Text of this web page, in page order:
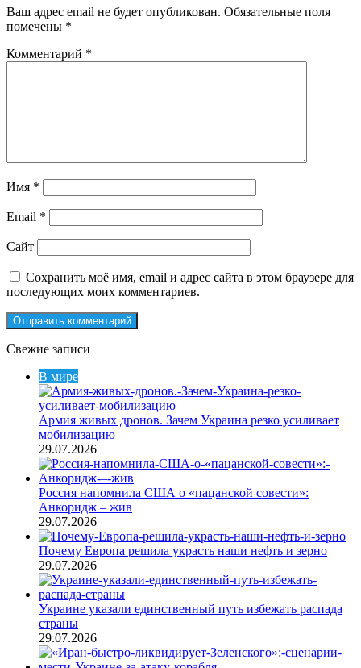
Ваш адрес email не будет опубликован. Обязательные поля
помечены *
Комментарий *
Имя *
Email *
Сайт
Сохранить моё имя, email и адрес сайта в этом браузере для
последующих моих комментариев.
Свежие записи
В мире
Армия живых дронов. Зачем Украина резко усиливает
мобилизацию
29.07.2026
Россия напомнила США о «пацанской совести»:
Анкоридж – жив
29.07.2026
Почему Европа решила украсть наши нефть и зерно
29.07.2026
Украине указали единственный путь избежать распада
страны
29.07.2026